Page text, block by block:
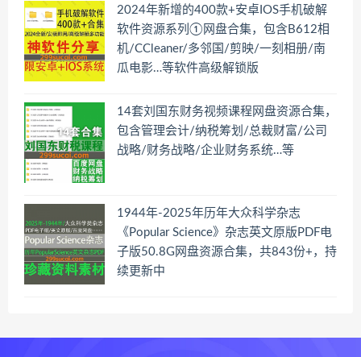
2024年新增的400款+安卓IOS手机破解
软件资源系列①网盘合集，包含B612相
机/CCleaner/多邻国/剪映/一刻相册/南
瓜电影…等软件高级解锁版
14套刘国东财务视频课程网盘资源合集，
包含管理会计/纳税筹划/总裁财富/公司
战略/财务战略/企业财务系统…等
1944年-2025年历年大众科学杂志
《Popular Science》杂志英文原版PDF电
子版50.8G网盘资源合集，共843份+，持
续更新中